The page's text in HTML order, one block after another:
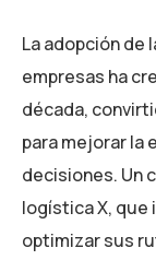
La adopción de
empresas ha
década,
para mejorar la
decisiones. Un
logística X, que
optimizar sus